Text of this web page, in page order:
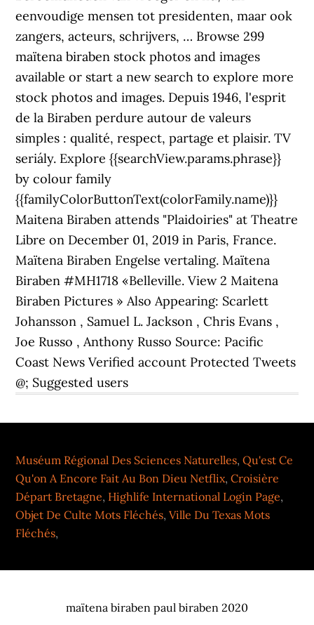
eenvoudige mensen tot presidenten, maar ook
zangers, acteurs, schrijvers, … Browse 299
maïtena biraben stock photos and images
available or start a new search to explore more
stock photos and images. Depuis 1946, l'esprit
de la Biraben perdure autour de valeurs
simples : qualité, respect, partage et plaisir. TV
seriály. Explore {{searchView.params.phrase}}
by colour family
{{familyColorButtonText(colorFamily.name)}}
Maitena Biraben attends "Plaidoiries" at Theatre
Libre on December 01, 2019 in Paris, France.
Maïtena Biraben Engelse vertaling. Maïtena
Biraben #MH1718 «Belleville. View 2 Maitena
Biraben Pictures » Also Appearing: Scarlett
Johansson , Samuel L. Jackson , Chris Evans ,
Joe Russo , Anthony Russo Source: Pacific
Coast News Verified account Protected Tweets
@; Suggested users
Muséum Régional Des Sciences Naturelles,Qu'est Ce
Qu'on A Encore Fait Au Bon Dieu Netflix,Croisière
Départ Bretagne, Highlife International Login Page,
Objet De Culte Mots Fléchés,Ville Du Texas Mots
Fléchés,
maïtena biraben paul biraben 2020